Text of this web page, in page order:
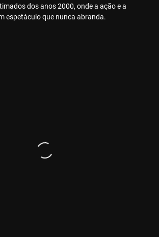
dos anos 2000, onde a ação e a
espetáculo que nunca abranda.